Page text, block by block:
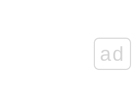
ad